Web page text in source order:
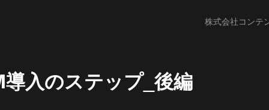
株式会社コンテ
入のステップ_後編